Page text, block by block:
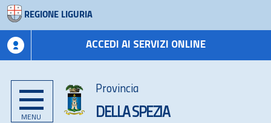
REGIONE LIGURIA
ACCEDI AI SERVIZI ONLINE
MENU
Provincia
DELLA SPEZIA